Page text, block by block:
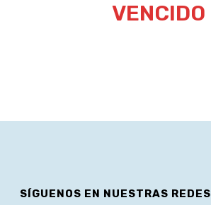
VENCIDO
SÍGUENOS EN NUESTRAS REDES